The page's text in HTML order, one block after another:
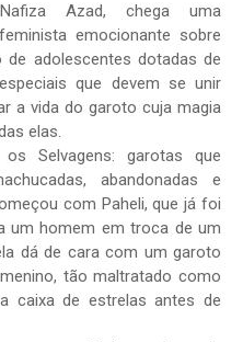
Azad, chega uma
emocionante sobre
de adolescentes dotadas de
que devem se unir
a vida do garoto cuja magia
elas.
os Selvagens: garotas que
abandonadas e
com Paheli, que já foi
um homem em troca de um
dá de cara com um garoto
tão maltratado como
caixa de estrelas antes de